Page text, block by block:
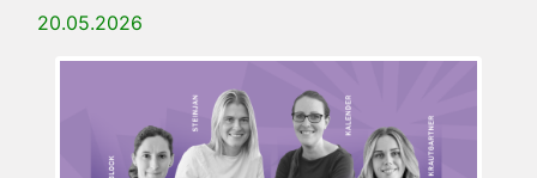
20.05.2026